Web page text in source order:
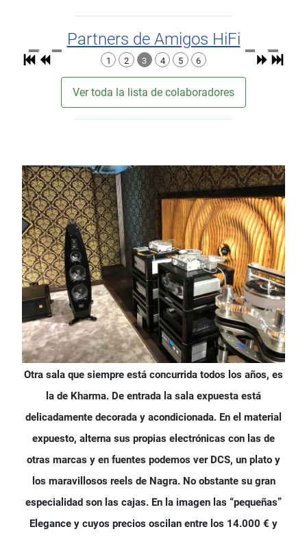
Partners de Amigos HiFi
1 2 3 4 5 6
Ver toda la lista de colaboradores
Otra sala que siempre está concurrida todos los años, es
la de Kharma. De entrada la sala expuesta está
delicadamente decorada y acondicionada. En el material
expuesto, alterna sus propias electrónicas con las de
otras marcas y en fuentes podemos ver DCS, un plato y
los maravillosos reels de Nagra. No obstante su gran
especialidad son las cajas. En la imagen las “pequeñas”
Elegance y cuyos precios oscilan entre los 14.000 € y